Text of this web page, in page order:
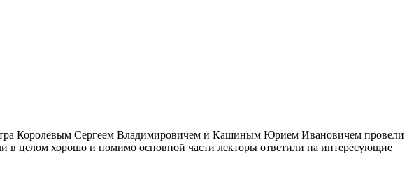
Королёвым Сергеем Владимировичем и Кашиным Юрием Ивановичем провели
в целом хорошо и помимо основной части лекторы ответили на интересующие